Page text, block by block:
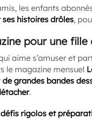
les enfants
histoires drôles,
pour une fille
aime s’amuser et
le magazine mensuel
de grandes bandes
.
défis rigolos et